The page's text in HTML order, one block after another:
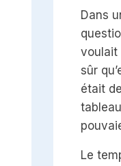
Dans
voulait
sûr
était
Le